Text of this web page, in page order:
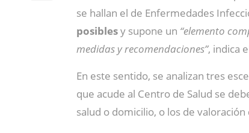
se hallan el de Enfermedades
posiblesy supone un “elemento
medidas y recomendaciones”, indica
En este sentido, se analizan tres
que acude al Centro de Salud se
salud o domicilio, o los de